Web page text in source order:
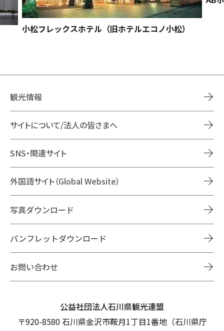
小松フレックスホテル（旧ホテルエコノ小松）
観光情報
サイトについて/法人の皆さまへ
SNS・関連サイト
外国語サイト（Global Website）
写真ダウンロード
パンフレットダウンロード
お問い合わせ
公益社団法人石川県観光連盟
〒920-8580 石川県金沢市鞍月1丁目1番地（石川県庁